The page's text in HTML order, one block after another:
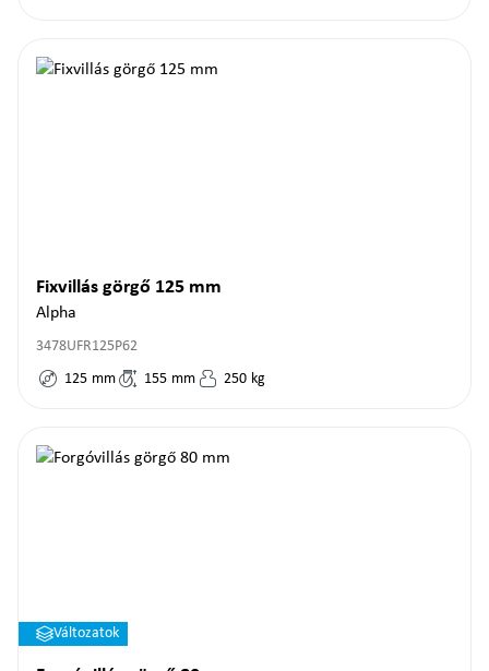
Fixvillás görgő 125 mm
Alpha
3478UFR125P62
125 mm 155 mm 250 kg
Változatok